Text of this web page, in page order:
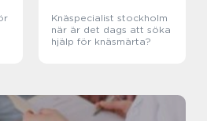
Knäspecialist stockholm
när är det dags att söka
hjälp för knäsmärta?